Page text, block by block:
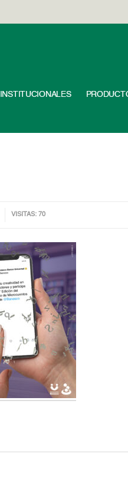
INSTITUCIONALES
VISITAS: 70